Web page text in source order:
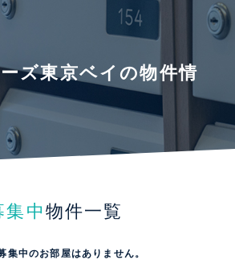
ズ東京ベイの物件情
集中 物件一覧
集中のお部屋はありません。